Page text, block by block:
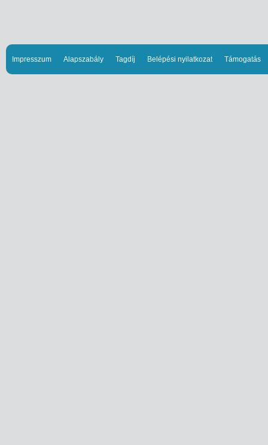
Impresszum Alapszabály Tagdíj Belépési nyilatkozat Támogatás